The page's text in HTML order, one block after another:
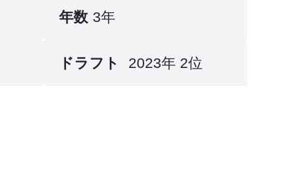
年数 3年
ドラフト 2023年 2位